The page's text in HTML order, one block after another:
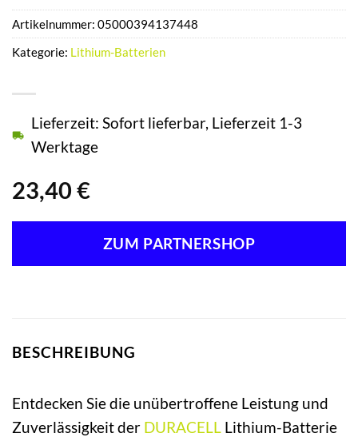
23,40 €
Lieferzeit: Sofort lieferbar, Lieferzeit 1-3
Werktage
ZUM PARTNERSHOP
Artikelnummer: 05000394137448
Kategorie: Lithium-Batterien
BESCHREIBUNG
Entdecken Sie die unübertroffene Leistung und
Zuverlässigkeit der DURACELL Lithium-Batterie